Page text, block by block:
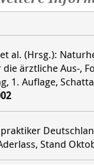
al. (Hrsg.):
ärztliche Aus-,
1. Auflage,
Stand